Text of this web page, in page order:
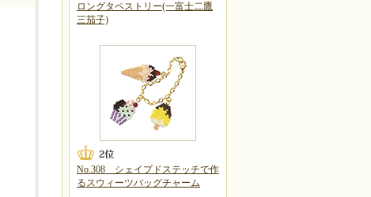
ロングタペストリー(一富士二鷹
三茄子)
No.308 シェイプドステッチで作
るスウィーツバッグチャーム